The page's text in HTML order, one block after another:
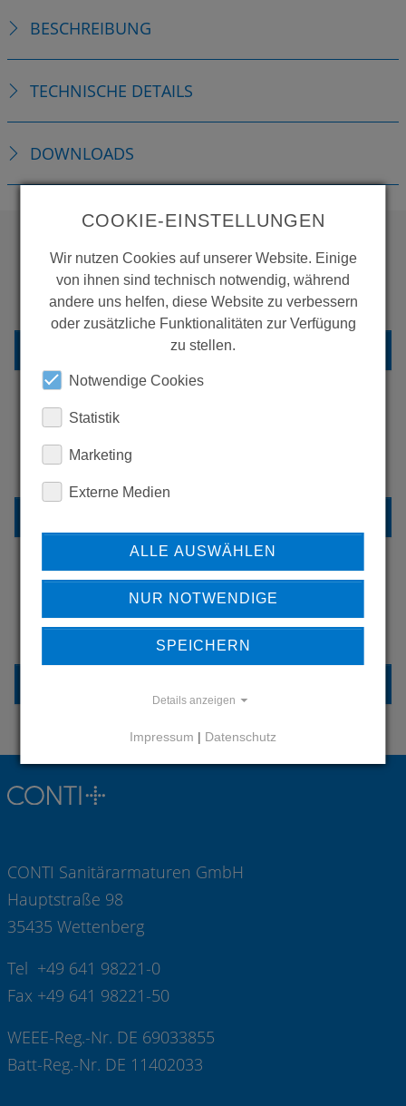
BESCHREIBUNG
TECHNISCHE DETAILS
DOWNLOADS
WOLLEN SIE MEHR
PRODUKTE SEHEN?
ZURÜCK ZUR ÜBERSICHT
UNSERE REFERENZEN
HABEN SIE FRAGEN?
KONTAKTIEREN SIE UNS
CONTI Sanitärarmaturen GmbH
Hauptstraße 98
35435 Wettenberg
Tel +49 641 98221-0
Fax +49 641 98221-50
WEEE-Reg.-Nr. DE 69033855
Batt-Reg.-Nr. DE 11402033
COOKIE-EINSTELLUNGEN
Wir nutzen Cookies auf unserer Website. Einige
von ihnen sind technisch notwendig, während
andere uns helfen, diese Website zu verbessern
oder zusätzliche Funktionalitäten zur Verfügung
zu stellen.
Notwendige Cookies
Statistik
Marketing
Externe Medien
ALLE AUSWÄHLEN
NUR NOTWENDIGE
SPEICHERN
Details anzeigen
Impressum | Datenschutz